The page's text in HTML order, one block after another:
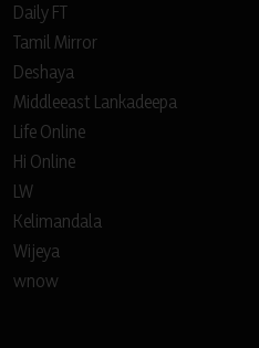
Daily FT
Tamil Mirror
Deshaya
Middleeast Lankadeepa
Life Online
Hi Online
LW
Kelimandala
Wijeya
wnow